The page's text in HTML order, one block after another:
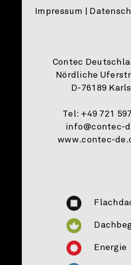
Impressum |
Contec
Nördliche
D-76189
Tel: +49 721
info@contec-
www.contec-
Energie